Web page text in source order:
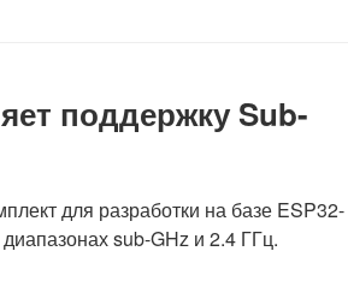
поддержку Sub-
для разработки на базе ESP32-
sub-GHz и 2.4 ГГц.